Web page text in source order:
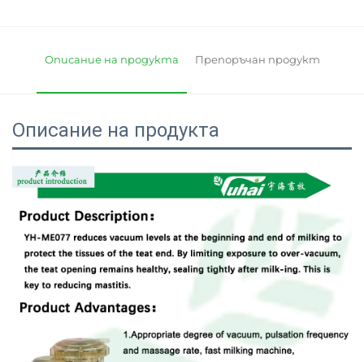
Описание на продукта Препоръчан продукт
Описание на продукта